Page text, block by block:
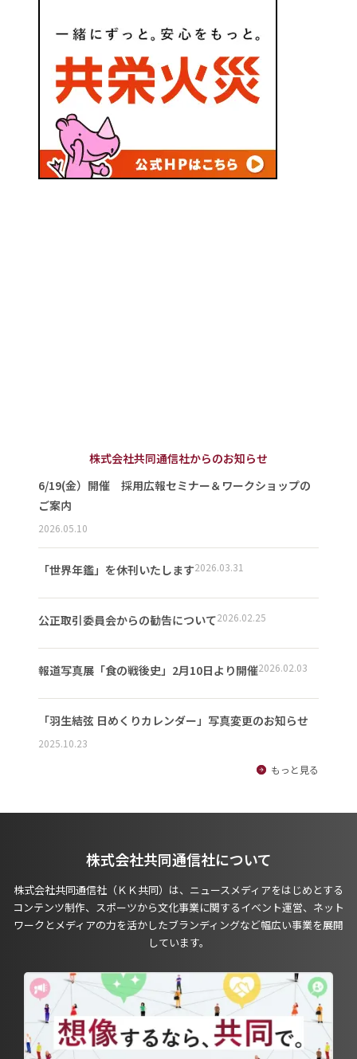
株式会社共同通信社からのお知らせ
6/19(金）開催 採用広報セミナー＆ワークショップの
ご案内
2026.05.10
「世界年鑑」を休刊いたします2026.03.31
公正取引委員会からの勧告について2026.02.25
報道写真展「食の戦後史」2月10日より開催2026.02.03
「羽生結弦 日めくりカレンダー」写真変更のお知らせ
2025.10.23
もっと見る
株式会社共同通信社について
株式会社共同通信社（ＫＫ共同）は、ニュースメディアをはじめとする
コンテンツ制作、スポーツから文化事業に関するイベント運営、ネット
ワークとメディアの力を活かしたブランディングなど幅広い事業を展開
しています。